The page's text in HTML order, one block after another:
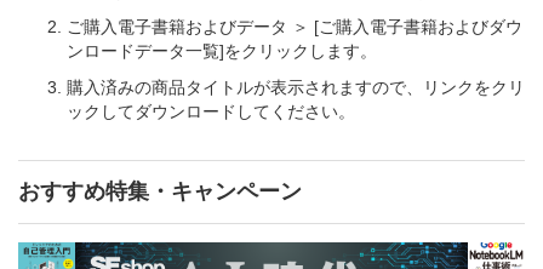
ご購入電子書籍およびデータ ＞ [ご購入電子書籍およびダウ
ンロードデータ一覧]をクリックします。
購入済みの商品タイトルが表示されますので、リンクをクリ
ックしてダウンロードしてください。
おすすめ特集・キャンペーン